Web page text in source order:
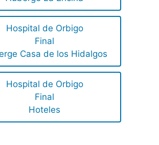
Hospital de Orbigo
Final
Casa de los Hidalgos
Hospital de Orbigo
Final
Hoteles